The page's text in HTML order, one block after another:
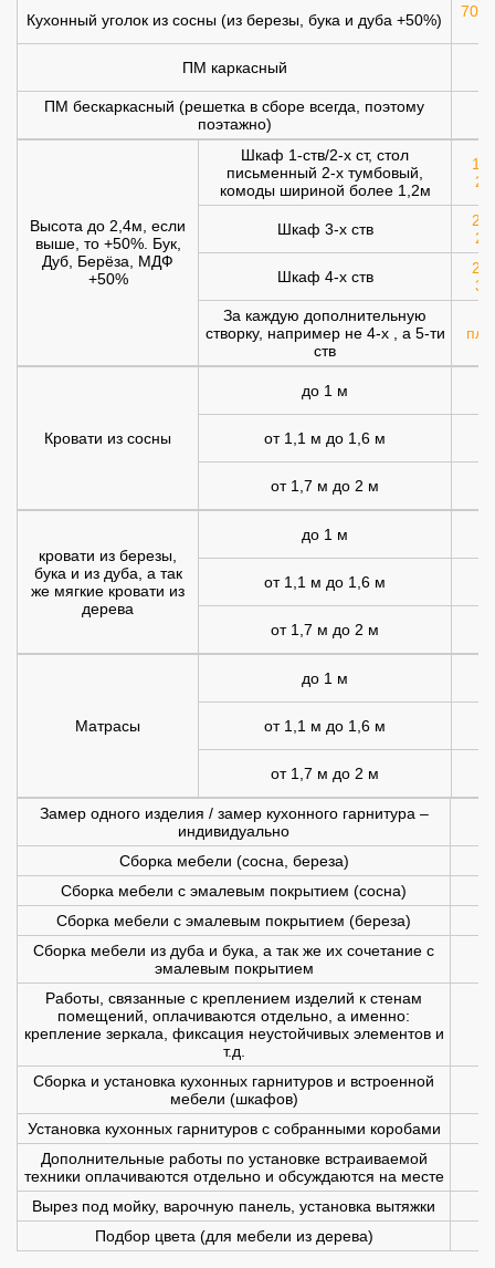
Кухонный уголок из сосны (из березы, бука и дуба +50%) 700
ПМ каркасный
ПМ бескаркасный (решетка в сборе всегда, поэтому
поэтажно)
Высота до 2,4м, если
выше, то +50%. Бук,
Дуб, Берёза, МДФ
+50%
Шкаф 1-ств/2-х ст, стол
письменный 2-х тумбовый,
комоды шириной более 1,2м
Шкаф 3-х ств
Шкаф 4-х ств
За каждую дополнительную
створку, например не 4-х , а 5-ти
ств
Кровати из сосны
до 1 м
от 1,1 м до 1,6 м
от 1,7 м до 2 м
кровати из березы,
бука и из дуба, а так
же мягкие кровати из
дерева
до 1 м
от 1,1 м до 1,6 м
от 1,7 м до 2 м
Матрасы
до 1 м
от 1,1 м до 1,6 м
от 1,7 м до 2 м
Замер одного изделия / замер кухонного гарнитура –
индивидуально
Сборка мебели (сосна, береза)
Сборка мебели с эмалевым покрытием (сосна)
Сборка мебели с эмалевым покрытием (береза)
Сборка мебели из дуба и бука, а так же их сочетание с
эмалевым покрытием
Работы, связанные с креплением изделий к стенам
помещений, оплачиваются отдельно, а именно:
крепление зеркала, фиксация неустойчивых элементов и
т.д.
Сборка и установка кухонных гарнитуров и встроенной
мебели (шкафов)
Установка кухонных гарнитуров с собранными коробами
Дополнительные работы по установке встраиваемой
техники оплачиваются отдельно и обсуждаются на месте
Вырез под мойку, варочную панель, установка вытяжки
Подбор цвета (для мебели из дерева)